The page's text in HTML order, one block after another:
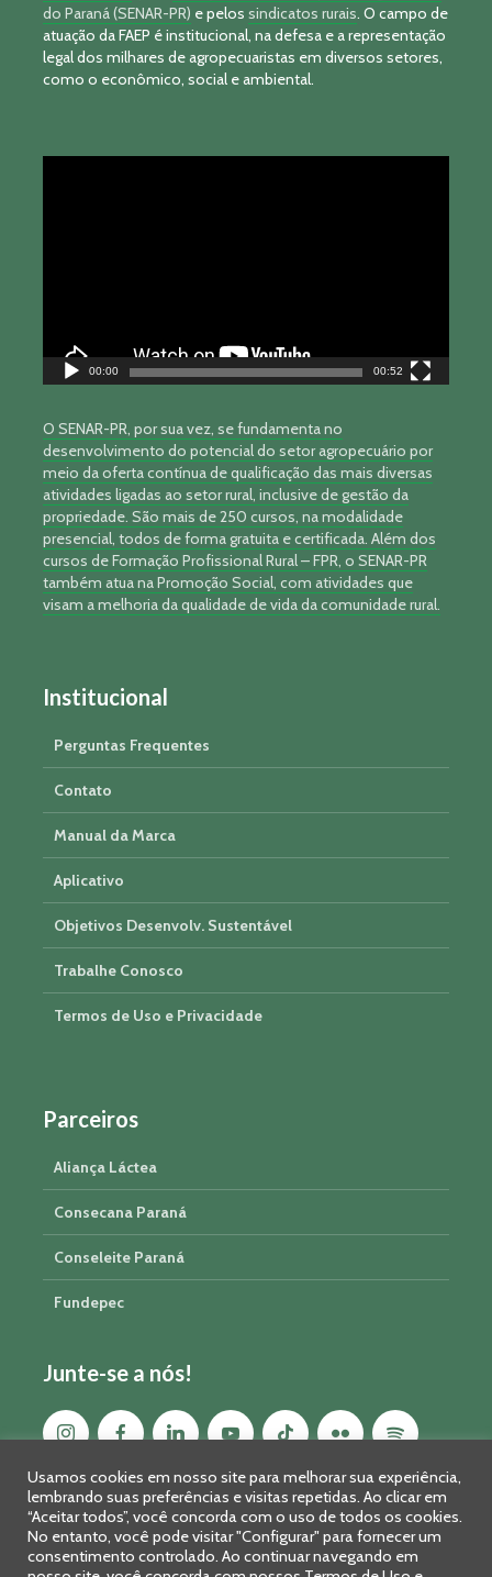
do Paraná (SENAR-PR) e pelos sindicatos rurais. O campo de
atuação da FAEP é institucional, na defesa e a representação
legal dos milhares de agropecuaristas em diversos setores,
como o econômico, social e ambiental.
00:00 00:52
O SENAR-PR, por sua vez, se fundamenta no
desenvolvimento do potencial do setor agropecuário por
meio da oferta contínua de qualificação das mais diversas
atividades ligadas ao setor rural, inclusive de gestão da
propriedade. São mais de 250 cursos, na modalidade
presencial, todos de forma gratuita e certificada. Além dos
cursos de Formação Profissional Rural – FPR, o SENAR-PR
também atua na Promoção Social, com atividades que
visam a melhoria da qualidade de vida da comunidade rural.
Institucional
Perguntas Frequentes
Contato
Manual da Marca
Aplicativo
Objetivos Desenvolv. Sustentável
Trabalhe Conosco
Termos de Uso e Privacidade
Parceiros
Aliança Láctea
Consecana Paraná
Conseleite Paraná
Fundepec
Junte-se a nós!
Usamos cookies em nosso site para melhorar sua experiência,
lembrando suas preferências e visitas repetidas. Ao clicar em
“Aceitar todos”, você concorda com o uso de todos os cookies.
No entanto, você pode visitar "Configurar" para fornecer um
consentimento controlado. Ao continuar navegando em